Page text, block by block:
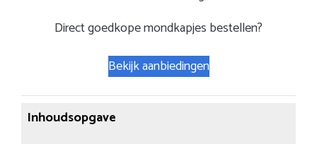
Direct goedkope mondkapjes bestellen?
Bekijk aanbiedingen
Inhoudsopgave